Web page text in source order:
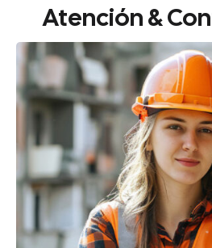
Atención&